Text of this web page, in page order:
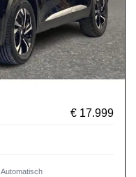
€ 17.999
Automatisch